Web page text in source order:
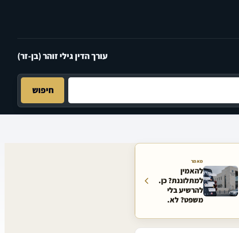
עורך הדין גילי זוהר (בן-זר)
חיפוש
מאמר
להאמין
למתלוננת? כן.
להרשיע בלי
משפט? לא.